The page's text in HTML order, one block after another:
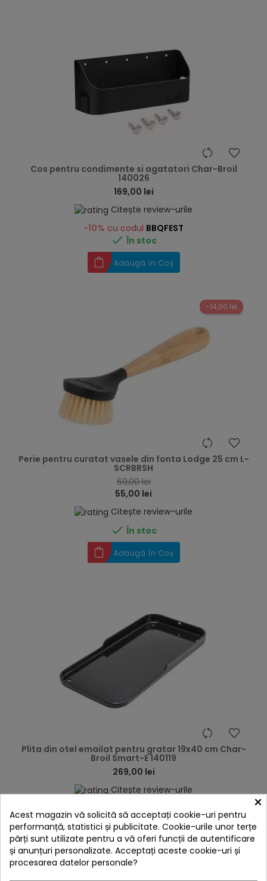
Cos pentru condimente si agatatori Char-Broil
140026
169,00 lei
Citește review-urile
-10% cu codul BBQFEST
 În stoc
Adaugă în Coș
-14,00 lei
Perie pentru curatat vasele din fonta Lodge 25 cm L-
SCRBRSH
69,00 lei
55,00 lei
Citește review-urile
 În stoc
Adaugă în Coș
Plita din otel emailat pentru gratar 19x40 cm Char-
Broil Smart-E 140119
269,00 lei
Citește review-urile
În stoc
Adaugă în Coș
×
Acest magazin vă solicită să acceptați cookie-uri pentru
performanță, statistici și publicitate. Cookie-urile unor terțe
părți sunt utilizate pentru a vă oferi funcții de autentificare
și anunțuri personalizate. Acceptați aceste cookie-uri și
procesarea datelor personale?